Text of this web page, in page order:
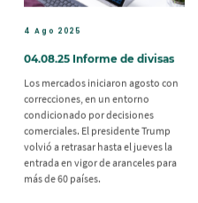
4 Ago 2025
04.08.25 Informe de divisas
Los mercados iniciaron agosto con
correcciones, en un entorno
condicionado por decisiones
comerciales. El presidente Trump
volvió a retrasar hasta el jueves la
entrada en vigor de aranceles para
más de 60 países.